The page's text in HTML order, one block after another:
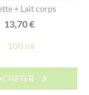
+ Lait corps
13,70€
100 ml